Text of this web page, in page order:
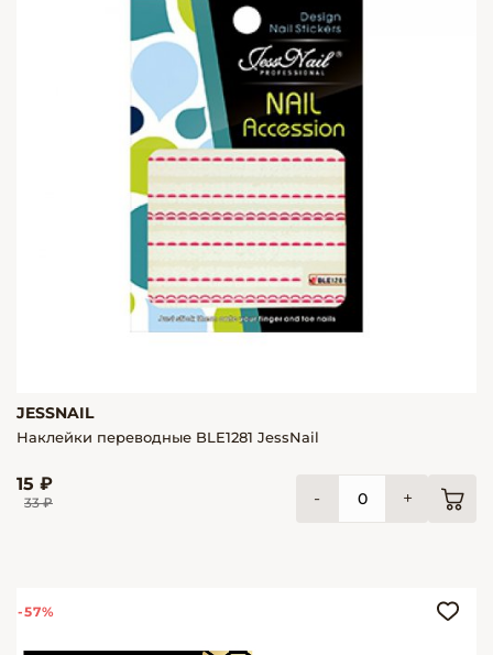
JESSNAIL
Наклейки переводные BLE1281 JessNail
15 ₽
33 ₽ - +
-57%